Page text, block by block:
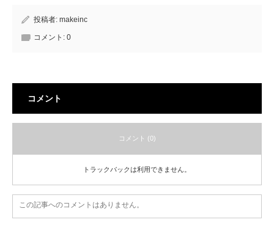
投稿者: makeinc
コメント: 0
コメント
コメント (0)
トラックバックは利用できません。
この記事へのコメントはありません。